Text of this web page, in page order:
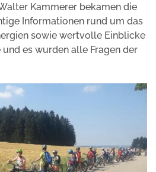
Kammerer bekamen die
Informationen rund um das
sowie wertvolle Einblicke
es wurden alle Fragen der